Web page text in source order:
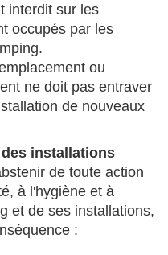
interdit sur les
occupés par les
ou
ne doit pas entraver
de nouveaux
installations
de toute action
à l'hygiène et à
et de ses installations,
: